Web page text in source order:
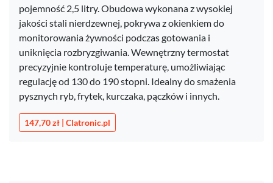
pojemność 2,5 litry. Obudowa wykonana z wysokiej
jakości stali nierdzewnej, pokrywa z okienkiem do
monitorowania żywności podczas gotowania i
uniknięcia rozbryzgiwania. Wewnętrzny termostat
precyzyjnie kontroluje temperaturę, umożliwiając
regulację od 130 do 190 stopni. Idealny do smażenia
pysznych ryb, frytek, kurczaka, pączków i innych.
147,70 zł | Clatronic.pl